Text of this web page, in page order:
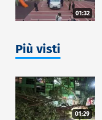
01:32
Più visti
01:29